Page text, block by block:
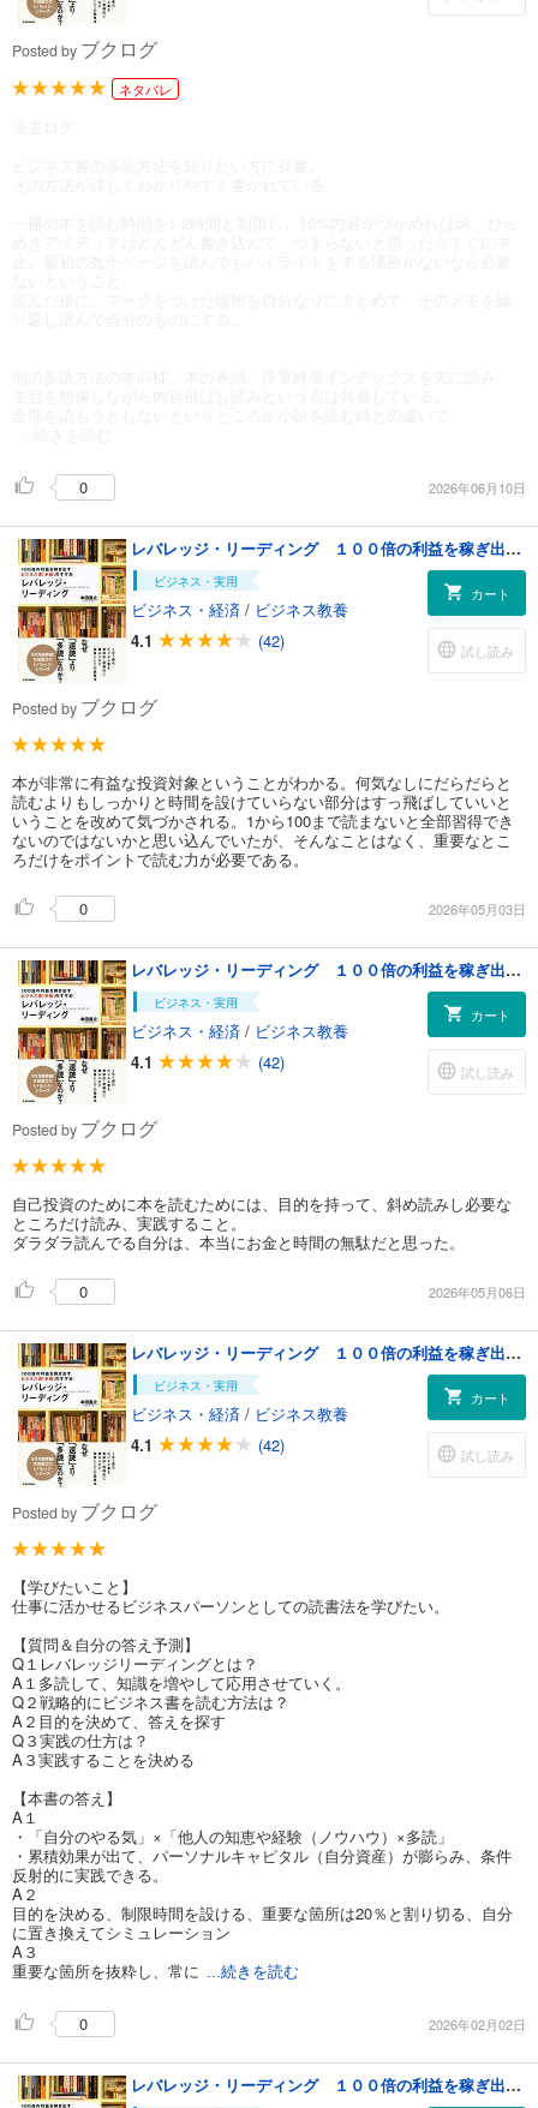
Posted by ブクログ
ネタバレ
0 2026年06月10日
レバレッジ・リーディング １００倍の利益を稼ぎ出すビジネス書「多読」のすすめ
ビジネス・実用
ビジネス・経済 / ビジネス教養
4.1
(42)
カート
試し読み
Posted by ブクログ
本が非常に有益な投資対象ということがわかる。何気なしにだらだらと
読むよりもしっかりと時間を設けていらない部分はすっ飛ばしていいと
いうことを改めて気づかされる。1から100まで読まないと全部習得でき
ないのではないかと思い込んでいたが、そんなことはなく、重要なとこ
ろだけをポイントで読む力が必要である。
0 2026年05月03日
レバレッジ・リーディング １００倍の利益を稼ぎ出すビジネス書「多読」のすすめ
ビジネス・実用
ビジネス・経済 / ビジネス教養
4.1
(42)
カート
試し読み
Posted by ブクログ
自己投資のために本を読むためには、目的を持って、斜め読みし必要な
ところだけ読み、実践すること。
ダラダラ読んでる自分は、本当にお金と時間の無駄だと思った。
0 2026年05月06日
レバレッジ・リーディング １００倍の利益を稼ぎ出すビジネス書「多読」のすすめ
ビジネス・実用
ビジネス・経済 / ビジネス教養
4.1
(42)
カート
試し読み
Posted by ブクログ
【学びたいこと】
仕事に活かせるビジネスパーソンとしての読書法を学びたい。
【質問＆自分の答え予測】
Q１レバレッジリーディングとは？
A１多読して、知識を増やして応用させていく。
Q２戦略的にビジネス書を読む方法は？
A２目的を決めて、答えを探す
Q３実践の仕方は？
A３実践することを決める
【本書の答え】
A１
・「自分のやる気」×「他人の知恵や経験（ノウハウ）×多読」
・累積効果が出て、パーソナルキャピタル（自分資産）が膨らみ、条件
反射的に実践できる。
A２
目的を決める、制限時間を設ける、重要な箇所は20％と割り切る、自分
に置き換えてシミュレーション
A３
重要な箇所を抜粋し、常に ...続きを読む
0 2026年02月02日
レバレッジ・リーディング １００倍の利益を稼ぎ出すビジネス書「多読」のすすめ